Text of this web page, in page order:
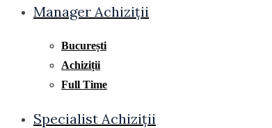
Manager Achiziții
București
Achiziții
Full Time
Specialist Achiziții